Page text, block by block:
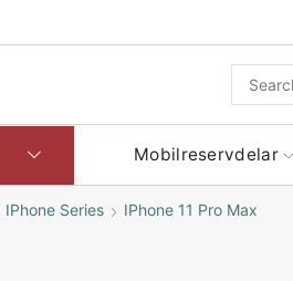
Mobilreservdelar
IPhone Series IPhone 11 Pro Max